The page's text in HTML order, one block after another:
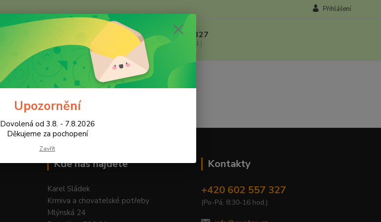
Přihlášení
+420 602 557 327
(Po-Pá, 8:30-16 hod.)
Kde nás najdete
Karel Sládek
Krmiva a chovatelské potřeby
Mlýnská 24
Kontakty
+420 602 557 327
(Po-Pá, 8:30-16 hod.)
Upozornění
Dovolená od 3.8. - 7.8.2026
Děkujeme za pochopení
Zavřít